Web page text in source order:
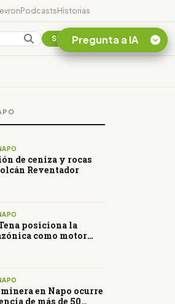
PodcastsHistorias
Suscribirse
de ceniza y rocas
Reventador
posiciona la
como motor
en Napo ocurre
de más de 50
Pregunta a IA
¿En que consiste la